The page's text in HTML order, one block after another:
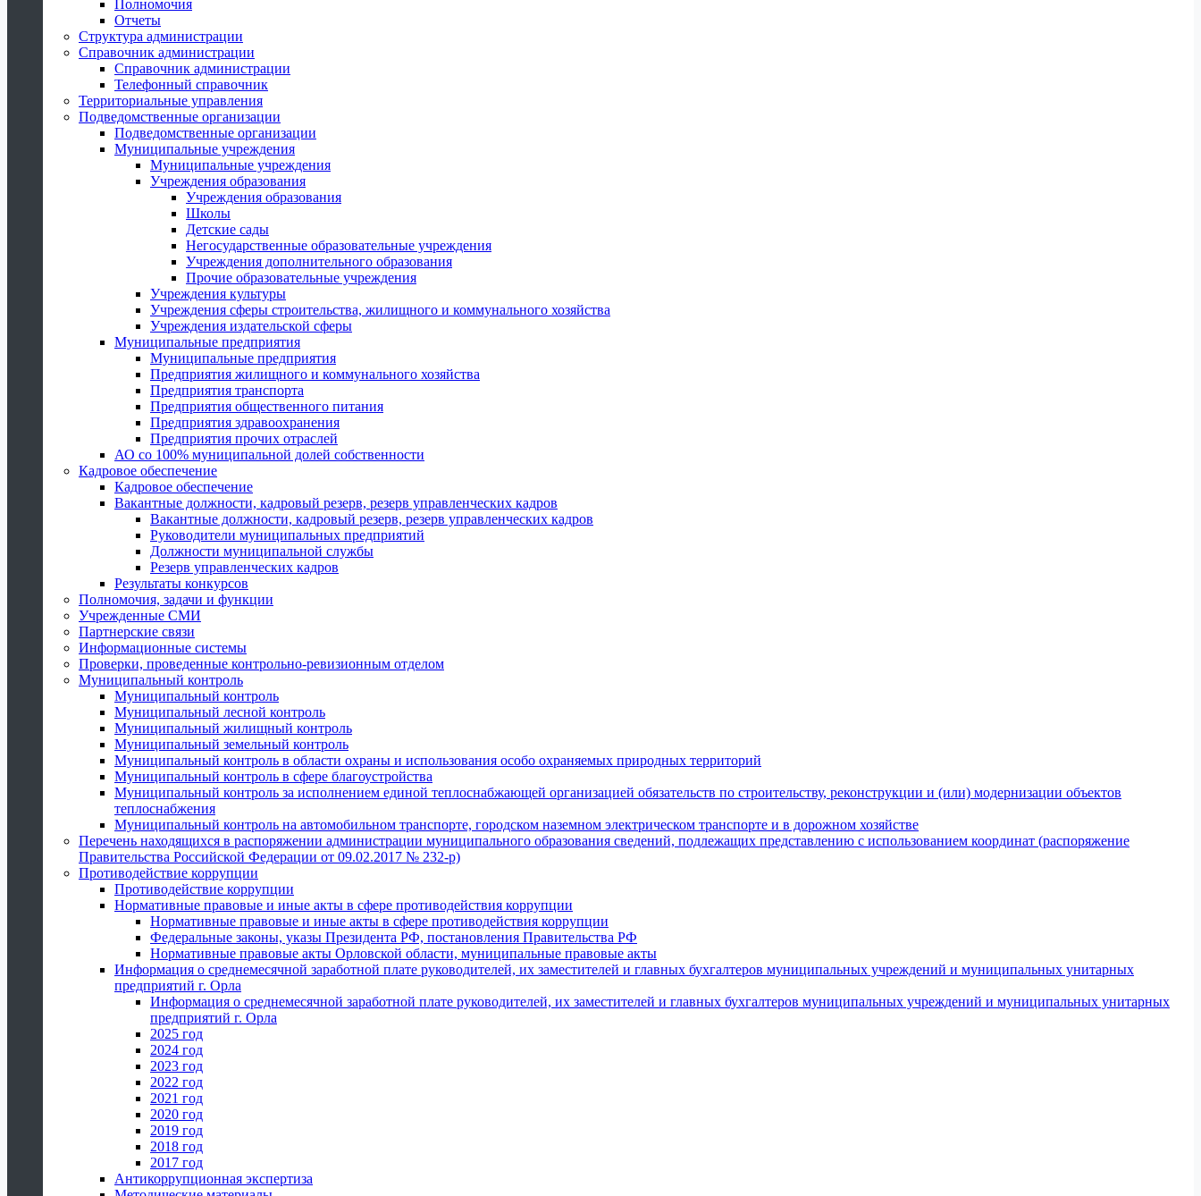
Полномочия
Отчеты
Структура администрации
Справочник администрации
Справочник администрации
Телефонный справочник
Территориальные управления
Подведомственные организации
Подведомственные организации
Муниципальные учреждения
Муниципальные учреждения
Учреждения образования
Учреждения образования
Школы
Детские сады
Негосударственные образовательные учреждения
Учреждения дополнительного образования
Прочие образовательные учреждения
Учреждения культуры
Учреждения сферы строительства, жилищного и коммунального хозяйства
Учреждения издательской сферы
Муниципальные предприятия
Муниципальные предприятия
Предприятия жилищного и коммунального хозяйства
Предприятия транспорта
Предприятия общественного питания
Предприятия здравоохранения
Предприятия прочих отраслей
АО со 100% муниципальной долей собственности
Кадровое обеспечение
Кадровое обеспечение
Вакантные должности, кадровый резерв, резерв управленческих кадров
Вакантные должности, кадровый резерв, резерв управленческих кадров
Руководители муниципальных предприятий
Должности муниципальной службы
Резерв управленческих кадров
Результаты конкурсов
Полномочия, задачи и функции
Учрежденные СМИ
Партнерские связи
Информационные системы
Проверки, проведенные контрольно-ревизионным отделом
Муниципальный контроль
Муниципальный контроль
Муниципальный лесной контроль
Муниципальный жилищный контроль
Муниципальный земельный контроль
Муниципальный контроль в области охраны и использования особо охраняемых природных территорий
Муниципальный контроль в сфере благоустройства
Муниципальный контроль за исполнением единой теплоснабжающей организацией обязательств по строительству, реконструкции и (или) модернизации объектов
теплоснабжения
Муниципальный контроль на автомобильном транспорте, городском наземном электрическом транспорте и в дорожном хозяйстве
Перечень находящихся в распоряжении администрации муниципального образования сведений, подлежащих представлению с использованием координат (распоряжение
Правительства Российской Федерации от 09.02.2017 № 232-р)
Противодействие коррупции
Противодействие коррупции
Нормативные правовые и иные акты в сфере противодействия коррупции
Нормативные правовые и иные акты в сфере противодействия коррупции
Федеральные законы, указы Президента РФ, постановления Правительства РФ
Нормативные правовые акты Орловской области, муниципальные правовые акты
Информация о среднемесячной заработной плате руководителей, их заместителей и главных бухгалтеров муниципальных учреждений и муниципальных унитарных
предприятий г. Орла
Информация о среднемесячной заработной плате руководителей, их заместителей и главных бухгалтеров муниципальных учреждений и муниципальных унитарных
предприятий г. Орла
2025 год
2024 год
2023 год
2022 год
2021 год
2020 год
2019 год
2018 год
2017 год
Антикоррупционная экспертиза